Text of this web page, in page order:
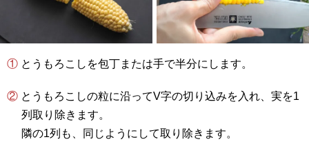
① とうもろこしを包丁または手で半分にします。
② とうもろこしの粒に沿ってV字の切り込みを入れ、実を1
列取り除きます。
隣の1列も、同じようにして取り除きます。